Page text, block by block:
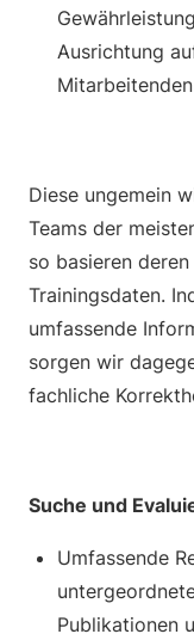
Ausrichtung
Mitarbeitenden
Diese ungemein
Teams der
so basieren
Trainingsdaten.
umfassende
sorgen wir
fachliche
Suche und
Umfassende
Publikationen